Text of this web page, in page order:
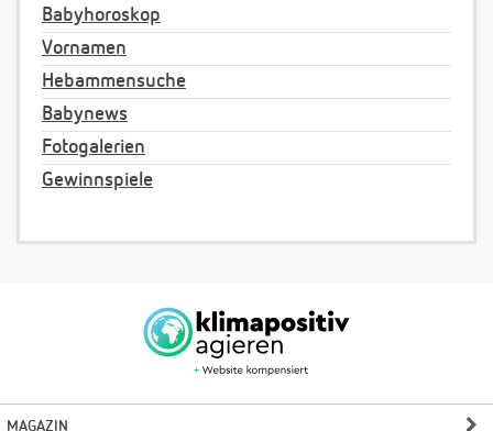
Babyhoroskop
Vornamen
Hebammensuche
Babynews
Fotogalerien
Gewinnspiele
MAGAZIN